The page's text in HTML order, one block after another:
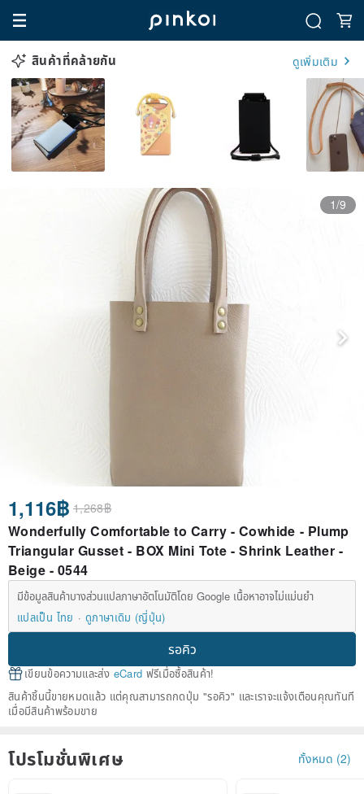
สินค้าที่คล้ายกัน ดูเพิ่มเติม
1/9
1,116฿ 1,268฿
Wonderfully Comfortable to Carry - Cowhide - Plump
Triangular Gusset - BOX Mini Tote - Shrink Leather -
Beige - 0544
มีข้อมูลสินค้าบางส่วนแปลภาษาอัตโนมัติโดย Google เนื้อหาอาจไม่แม่นยำ
แปลเป็น ไทย
ดูภาษาเดิม (ญี่ปุ่น)
รอคิว
เขียนข้อความและส่ง eCard ฟรีเมื่อซื้อสินค้า!
สินค้าชิ้นนี้ขายหมดแล้ว แต่คุณสามารถกดปุ่ม "รอคิว" และเราจะแจ้งเตือนคุณทันที
เมื่อมีสินค้าพร้อมขาย
โปรโมชั่นพิเศษ ทั้งหมด (2)